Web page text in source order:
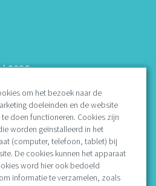
2026
om het bezoek naar de
doeleinden en de website
doen functioneren. Cookies zijn
worden geïnstalleerd in het
(computer, telefoon, tablet) bij
De cookies kunnen het apparaat
word hier ook bedoeld
informatie te verzamelen, zoals